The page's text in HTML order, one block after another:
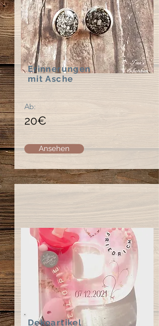
Erinnerungen
mit Asche
Ab:
20€
Ansehen
Dekoartikel